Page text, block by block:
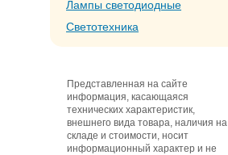
Лампы светодиодные
Светотехника
Представленная на сайте
информация, касающаяся
технических характеристик,
внешнего вида товара, наличия на
складе и стоимости, носит
информационный характер и не